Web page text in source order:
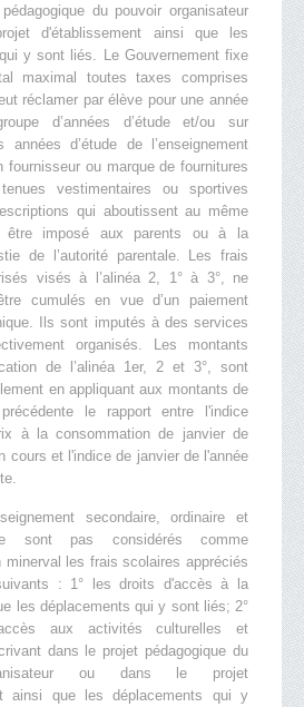
du pouvoir organisateur
d'établissement ainsi que les
y sont liés. Le Gouvernement fixe
maximal toutes taxes comprises
réclamer par élève pour une année
d’années d’étude et/ou sur
années d’étude de l’enseignement
fournisseur ou marque de fournitures
vestimentaires ou sportives
qui aboutissent au même
imposé aux parents ou à la
de l’autorité parentale. Les frais
visés à l’alinéa 2, 1° à 3°, ne
cumulés en vue d’un paiement
Ils sont imputés à des services
organisés. Les montants
de l’alinéa 1er, 2 et 3°, sont
en appliquant aux montants de
le rapport entre l'indice
à la consommation de janvier de
cours et l'indice de janvier de l'année
secondaire, ordinaire et
sont pas considérés comme
minerval les frais scolaires appréciés
: 1° les droits d'accès à la
les déplacements qui y sont liés; 2°
aux activités culturelles et
dans le projet pédagogique du
ou dans le projet
ainsi que les déplacements qui y